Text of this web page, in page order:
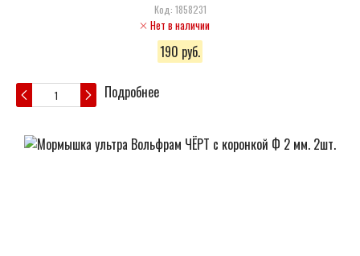
Код: 1858231
Нет в наличии
190 руб.
Подробнее